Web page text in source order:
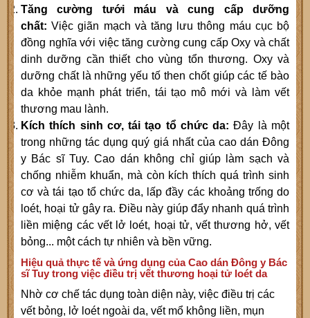
Tăng cường tưới máu và cung cấp dưỡng
chất: Việc giãn mạch và tăng lưu thông máu cục bộ
đồng nghĩa với việc tăng cường cung cấp Oxy và chất
dinh dưỡng cần thiết cho vùng tổn thương. Oxy và
dưỡng chất là những yếu tố then chốt giúp các tế bào
da khỏe mạnh phát triển, tái tạo mô mới và làm vết
thương mau lành.
Kích thích sinh cơ, tái tạo tổ chức da: Đây là một
trong những tác dụng quý giá nhất của cao dán Đông
y Bác sĩ Tuy. Cao dán không chỉ giúp làm sạch và
chống nhiễm khuẩn, mà còn kích thích quá trình sinh
cơ và tái tạo tổ chức da, lấp đầy các khoảng trống do
loét, hoại tử gây ra. Điều này giúp đẩy nhanh quá trình
liền miệng các vết lở loét, hoại tử, vết thương hở, vết
bỏng... một cách tự nhiên và bền vững.
Hiệu quả thực tế và ứng dụng của Cao dán Đông y Bác
sĩ Tuy trong việc điều trị vết thương hoại tử loét da
Nhờ cơ chế tác dụng toàn diện này, việc điều trị các
vết bỏng, lở loét ngoài da, vết mổ không liền, mụn